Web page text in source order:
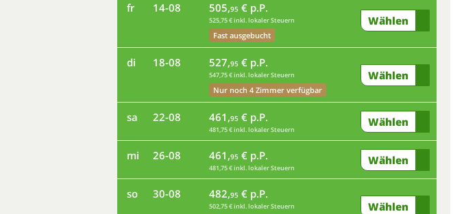
fr 14-08 505,95 € p.P.
525,75 € inkl. lokaler Steuern
Fast ausgebucht
Wählen
di 18-08 527,95 € p.P.
547,75 € inkl. lokaler Steuern
Nur noch 4 Zimmer verfügbar
Wählen
sa 22-08 461,95 € p.P.
481,75 € inkl. lokaler Steuern
Wählen
mi 26-08 461,95 € p.P.
481,75 € inkl. lokaler Steuern
Wählen
so 30-08 482,95 € p.P.
502,75 € inkl. lokaler Steuern Wählen